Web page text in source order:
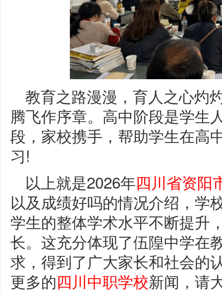
教育之路漫漫，育人之心灼
腾飞作序章。高中阶段是学生
段，家校携手，帮助学生在高
习!
以上就是2026年四川省资阳
以及成绩好吗的情况介绍，学
学生的整体学术水平不断提升
长。这充分体现了伍隍中学在
求，得到了广大家长和社会的
更多的四川中职学校新闻，请